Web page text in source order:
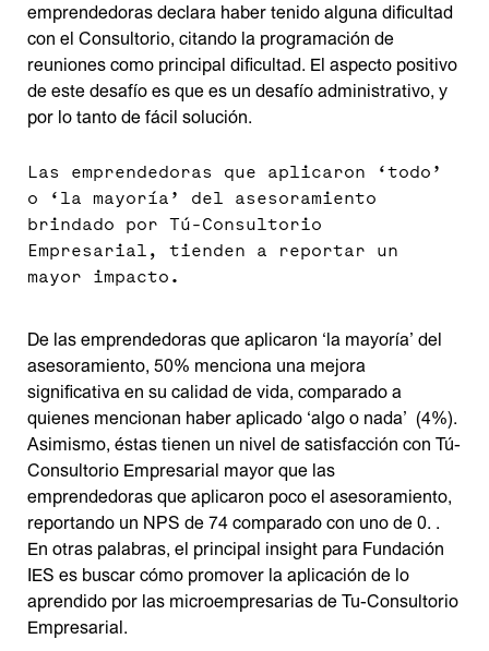
emprendedoras declara haber tenido alguna dificultad
con el Consultorio, citando la programación de
reuniones como principal dificultad. El aspecto positivo
de este desafío es que es un desafío administrativo, y
por lo tanto de fácil solución.
Las emprendedoras que aplicaron ‘todo’
o ‘la mayoría’ del asesoramiento
brindado por Tú-Consultorio
Empresarial, tienden a reportar un
mayor impacto.
De las emprendedoras que aplicaron ‘la mayoría’ del
asesoramiento, 50% menciona una mejora
significativa en su calidad de vida, comparado a
quienes mencionan haber aplicado ‘algo o nada’ (4%).
Asimismo, éstas tienen un nivel de satisfacción con Tú-
Consultorio Empresarial mayor que las
emprendedoras que aplicaron poco el asesoramiento,
reportando un NPS de 74 comparado con uno de 0. .
En otras palabras, el principal insight para Fundación
IES es buscar cómo promover la aplicación de lo
aprendido por las microempresarias de Tu-Consultorio
Empresarial.